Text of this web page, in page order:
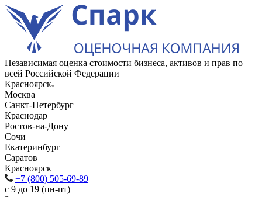
Независимая оценка стоимости бизнеса, активов и прав по
всей Российской Федерации
Красноярск
Москва
Санкт-Петербург
Краснодар
Ростов-на-Дону
Сочи
Екатеринбург
Саратов
Красноярск
+7 (800) 505-69-89
с 9 до 19 (пн-пт)